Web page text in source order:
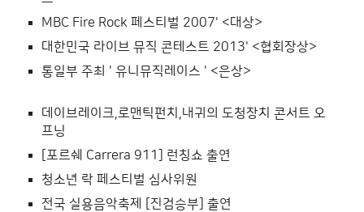
MBC Fire Rock 페스티벌 2007' <대상>
대한민국 라이브 뮤직 콘테스트 2013' <협회장상>
통일부 주최 ' 유니뮤직레이스 ' <은상>
데이브레이크,로맨틱펀치,내귀의 도청장치 콘서트 오
프닝
[포르쉐 Carrera 911] 런칭쇼 출연
청소년 락 페스티벌 심사위원
전국 실용음악축제 [진검승부] 출연